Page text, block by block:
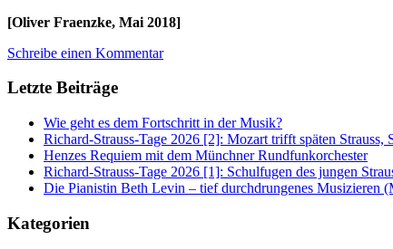
[Oliver Fraenzke, Mai 2018]
Schreibe einen Kommentar
Letzte Beiträge
Wie geht es dem Fortschritt in der Musik?
Richard-Strauss-Tage 2026 [2]: Mozart trifft späten Strauss,
Henzes Requiem mit dem Münchner Rundfunkorchester
Richard-Strauss-Tage 2026 [1]: Schulfugen des jungen
Die Pianistin Beth Levin – tief durchdrungenes Musizieren
Kategorien